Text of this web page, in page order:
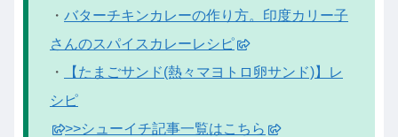
・ バターチキンカレーの作り方。印度カリー子
さんのスパイスカレーレシピ
・
【たまごサンド(熱々マヨトロ卵サンド)】レ
シピ
>>シューイチ記事一覧はこちら